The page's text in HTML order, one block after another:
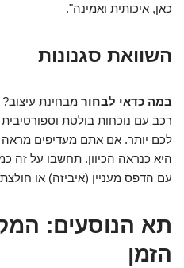
כאן, איכותית ואמינה".
השוואת סגנונות
במה כדאי לבחור מבחינת
רכב עם נוכחות בולטת
לכם יותר. אם אתם מעדיפים מראה
היא כנראה הכיוון. תחשבו על זה
עם הדפס מעניין (איביזה) או
תא הנוסעים:
הזמן